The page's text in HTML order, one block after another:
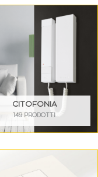
CITOFONIA
149 PRODOTTI